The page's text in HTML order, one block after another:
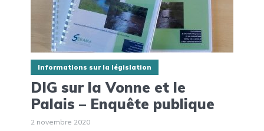
Informations sur la législation
DIG sur la Vonne et le
Palais – Enquête publique
2 novembre 2020